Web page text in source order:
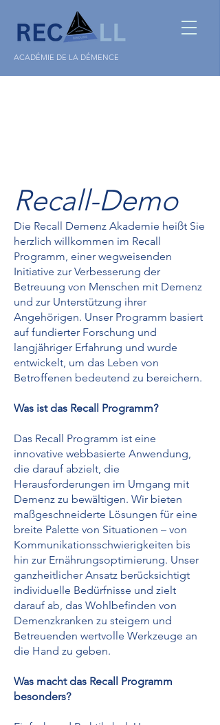
ACADÉMIE DE LA DÉMENCE
Recall-Demo
Die Recall Demenz Akademie heißt Sie
herzlich willkommen im Recall
Programm, einer wegweisenden
Initiative zur Verbesserung der
Betreuung von Menschen mit Demenz
und zur Unterstützung ihrer
Angehörigen. Unser Programm basiert
auf fundierter Forschung und
langjähriger Erfahrung und wurde
entwickelt, um das Leben von
Betroffenen bedeutend zu bereichern.
Was ist das Recall Programm?
Das Recall Programm ist eine
innovative webbasierte Anwendung,
die darauf abzielt, die
Herausforderungen im Umgang mit
Demenz zu bewältigen. Wir bieten
maßgeschneiderte Lösungen für eine
breite Palette von Situationen – von
Kommunikationsschwierigkeiten bis
hin zur Ernährungsoptimierung. Unser
ganzheitlicher Ansatz berücksichtigt
individuelle Bedürfnisse und zielt
darauf ab, das Wohlbefinden von
Demenzkranken zu steigern und
Betreuenden wertvolle Werkzeuge an
die Hand zu geben.
Was macht das Recall Programm
besonders?